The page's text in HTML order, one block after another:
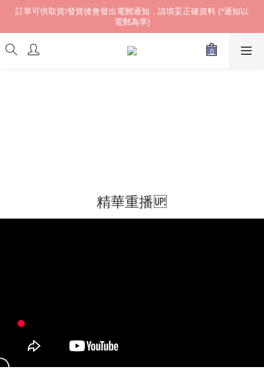
訂單可供取貨/發貨後會發出電郵通知，請填妥正確資料 (*通知以
電郵為準)
訂單可供取貨/發貨後會發出電郵通知，請填妥正確資料 (*通知以
電郵為準)
𝓌ℯ𝓁𝒸ℴ𝓂ℯ!
精華重播🆙